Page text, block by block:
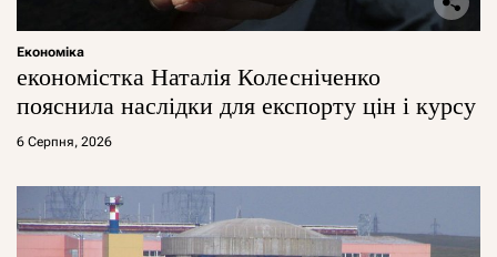
Економіка
економістка Наталія Колесніченко
пояснила наслідки для експорту цін і курсу
6 Серпня, 2026